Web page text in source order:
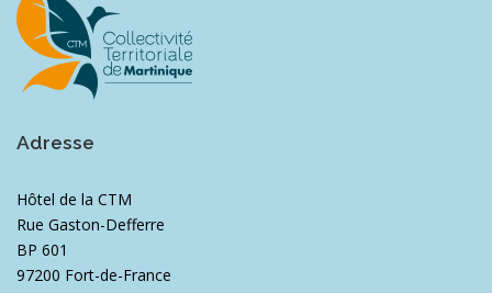
Adresse
Hôtel de la CTM
Rue Gaston-Defferre
BP 601
97200 Fort-de-France